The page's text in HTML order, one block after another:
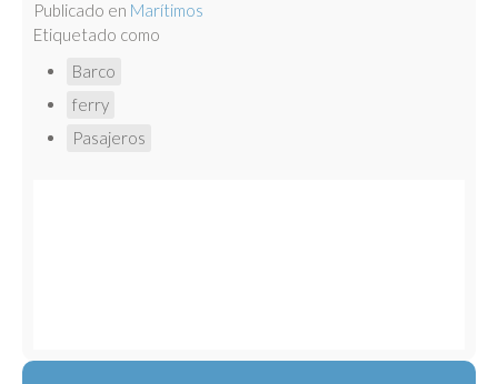
Publicado en Marítimos
Etiquetado como
Barco
ferry
Pasajeros